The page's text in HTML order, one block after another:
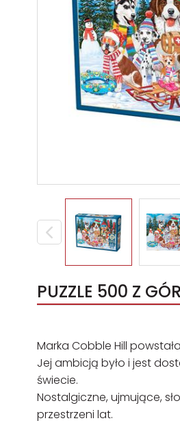
PUZZLE 500 Z
Marka Cobble Hill
Jej ambicją było i jest
świecie.
Nostalgiczne, ujmujące,
przestrzeni lat.